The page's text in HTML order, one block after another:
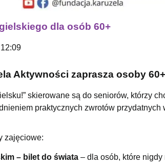
dla osób 60+
12:09
Aktywności zaprasza osoby
skierowane są do seniorów, którzy
praktycznych zwrotów przydatnych
zajęciowe:
– bilet do świata – dla osób, które nigdy